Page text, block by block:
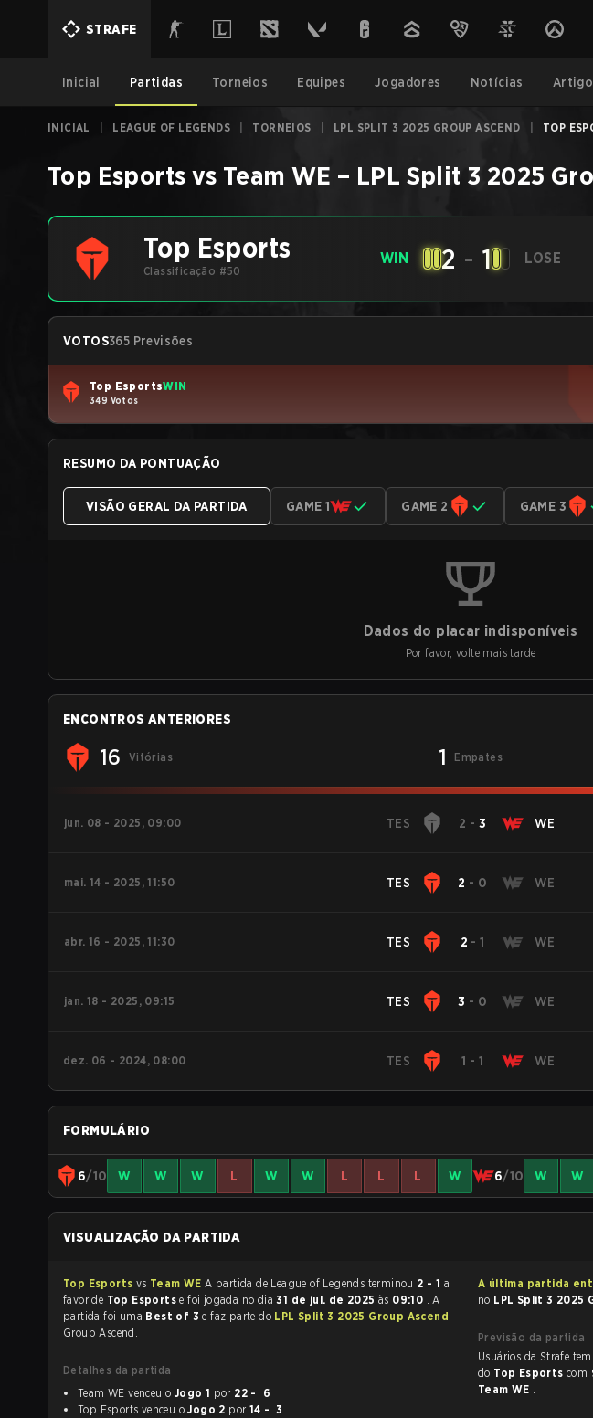
STRAFE
Inicial Partidas Torneios Equipes Jogadores Notícias
INICIAL LEAGUE OF LEGENDS TORNEIOS LPL SPLIT 3 2025 GROUP ASCEND TOP
Top Esports vs Team WE – LPL Split 3 2025
Top Esports
Classificação #50
WIN 2 - 1 LOSE
VOTOS365 Previsões
Top EsportsWIN
349 Votos
RESUMO DA PONTUAÇÃO
VISÃO GERAL DA PARTIDA GAME 1 GAME 2 GAME 3
Dados do placar indisponíveis
Por favor, volte mais tarde
ENCONTROS ANTERIORES
16 Vitórias 1 Empates
jun. 08 - 2025, 09:00 TES 2 - 3 WE
mai. 14 - 2025, 11:50 TES 2 - 0 WE
abr. 16 - 2025, 11:30 TES 2 -1 WE
jan. 18 - 2025, 09:15 TES 3 - 0 WE
dez. 06 - 2024, 08:00 TES 1 - 1 WE
FORMULÁRIO
6/10 W W W L W W L L L W 6/10 W W
VISUALIZAÇÃO DA PARTIDA
Top Esports vs Team WE A partida de League of Legends terminou 2 - 1
favor de Top Esports e foi jogada no dia31 de jul. de 2025 às 09:10 . A
partida foi uma Best of 3e faz parte do LPL Split 3 2025 Group Ascend
Group Ascend.
Detalhes da partida
Team WE venceu o Jogo 1 por
22 - 6
Top Esports venceu oJogo 2 por
14 - 3
A última partida
no LPL Split 3 2025
Previsão da partida
Usuários da Strafe tem um favorito absoluto para a partida, e preveem a vitória
do Top Esports com
Team WE .